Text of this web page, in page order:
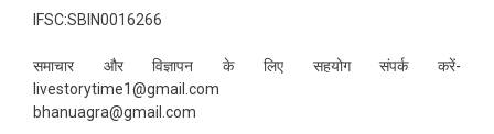
IFSC:SBIN0016266
समाचार और विज्ञापन के लिए सहयोग संपर्क करें-
livestorytime1@gmail.com
bhanuagra@gmail.com